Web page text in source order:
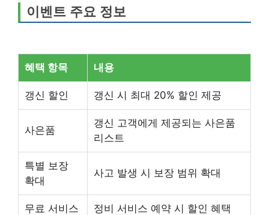
이벤트 주요 정보
혜택 항목 내용
갱신 할인 갱신 시 최대 20% 할인 제공
사은품
갱신 고객에게 제공되는 사은품
리스트
특별 보장
확대
사고 발생 시 보장 범위 확대
무료 서비스 정비 서비스 예약 시 할인 혜택